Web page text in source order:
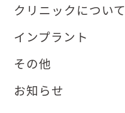
クリニックについて
インプラント
その他
お知らせ